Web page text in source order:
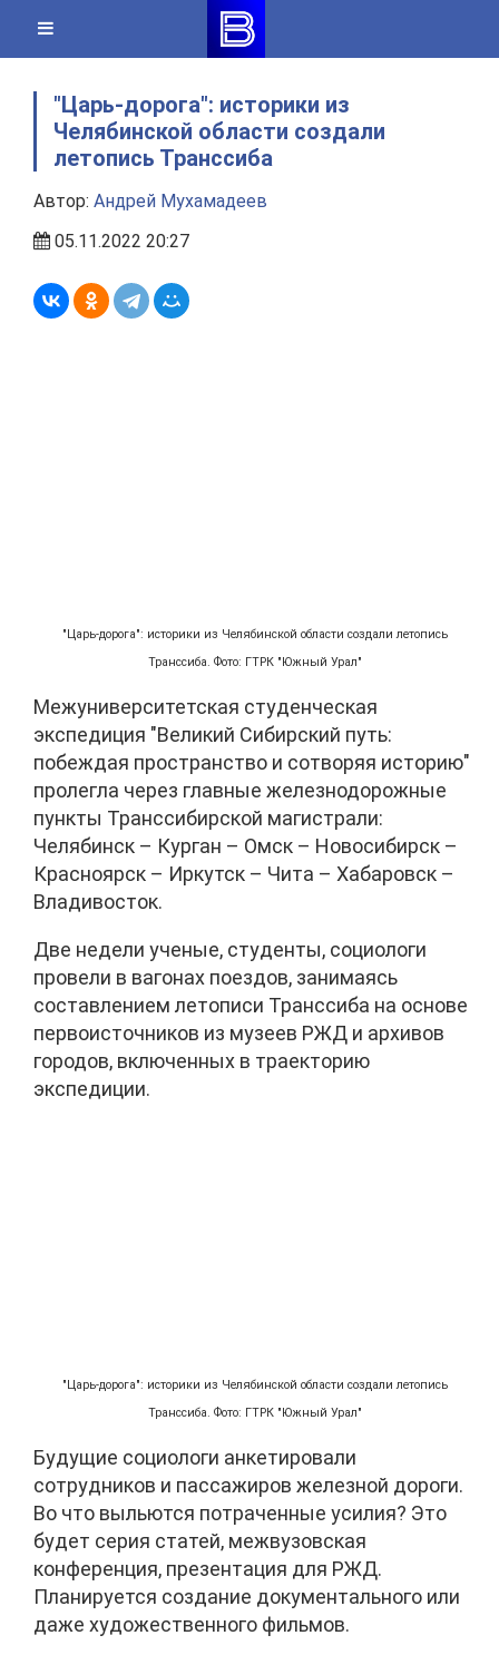
content
"Царь-дорога": историки из
Челябинской области создали
летопись Транссиба
Автор: Андрей Мухамадеев
05.11.2022 20:27
"Царь-дорога": историки из Челябинской области создали летопись
Транссиба. Фото: ГТРК "Южный Урал"
Межуниверситетская студенческая
экспедиция "Великий Сибирский путь:
побеждая пространство и сотворяя историю"
пролегла через главные железнодорожные
пункты Транссибирской магистрали:
Челябинск – Курган – Омск – Новосибирск –
Красноярск – Иркутск – Чита – Хабаровск –
Владивосток.
Две недели ученые, студенты, социологи
провели в вагонах поездов, занимаясь
составлением летописи Транссиба на основе
первоисточников из музеев РЖД и архивов
городов, включенных в траекторию
экспедиции.
"Царь-дорога": историки из Челябинской области создали летопись
Транссиба. Фото: ГТРК "Южный Урал"
Будущие социологи анкетировали
сотрудников и пассажиров железной дороги.
Во что выльются потраченные усилия? Это
будет серия статей, межвузовская
конференция, презентация для РЖД.
Планируется создание документального или
даже художественного фильмов.